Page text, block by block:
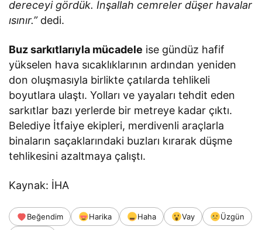
dereceyi gördük. İnşallah cemreler düşer havalar
ısınır.”dedi.
Buz sarkıtlarıyla mücadele ise gündüz hafif
yükselen hava sıcaklıklarının ardından yeniden
don oluşmasıyla birlikte çatılarda tehlikeli
boyutlara ulaştı. Yolları ve yayaları tehdit eden
sarkıtlar bazı yerlerde bir metreye kadar çıktı.
Belediye İtfaiye ekipleri, merdivenli araçlarla
binaların saçaklarındaki buzları kırarak düşme
tehlikesini azaltmaya çalıştı.
Kaynak: İHA
Beğendim Harika Haha Vay
Üzgün